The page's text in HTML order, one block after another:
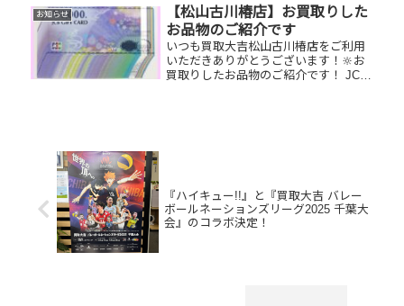
断られたものや、片手でお持ちいただ
けるものならお買取りできるお品が...
お知らせ
【松山古川椿店】お買取りした
お品物のご紹介です
いつも買取大吉松山古川椿店をご利用
いただきありがとうございます！🔆お
買取りしたお品物のご紹介です！ JCB
『ハイキュー!!』と『買取大吉 バレー
ボールネーションズリーグ2025 千葉大
会』のコラボ決定！